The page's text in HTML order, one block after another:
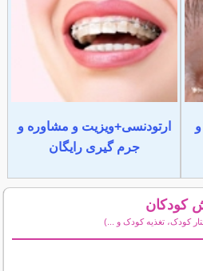
ارتودنسی+ویزیت و مشاوره و
جرم گیری رایگان
کودکان
کودک، تغذیه کودک و ...)